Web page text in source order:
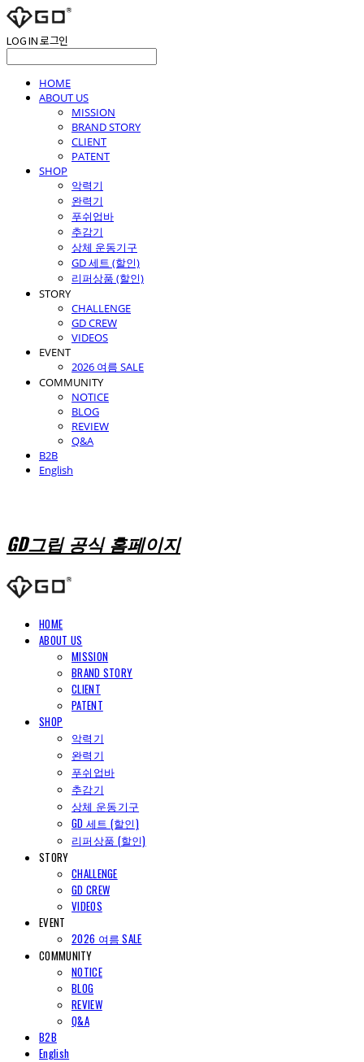
LOG IN로그인
HOME
ABOUT US
MISSION
BRAND STORY
CLIENT
PATENT
SHOP
악력기
완력기
푸쉬업바
추감기
상체 운동기구
GD 세트 (할인)
리퍼상품 (할인)
STORY
CHALLENGE
GD CREW
VIDEOS
EVENT
2026 여름 SALE
COMMUNITY
NOTICE
BLOG
REVIEW
Q&A
B2B
English
GD그립 공식 홈페이지
HOME
ABOUT US
MISSION
BRAND STORY
CLIENT
PATENT
SHOP
악력기
완력기
푸쉬업바
추감기
상체 운동기구
GD 세트 (할인)
리퍼상품 (할인)
STORY
CHALLENGE
GD CREW
VIDEOS
EVENT
2026 여름 SALE
COMMUNITY
NOTICE
BLOG
REVIEW
Q&A
B2B
English